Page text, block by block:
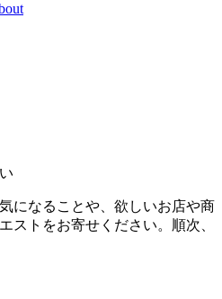
になることや、欲しいお店や商
ストをお寄せください。順次、